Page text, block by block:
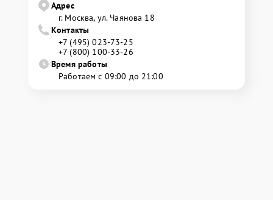
Адрес
г. Москва, ул. Чаянова 18
Контакты
+7 (495) 023-73-25
+7 (800) 100-33-26
Время работы
Работаем с 09:00 до 21:00